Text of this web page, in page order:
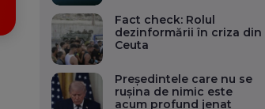
Fact check: Rolul
dezinformării în criza din
Ceuta
Președintele care nu se
rușina de nimic este
acum profund jenat